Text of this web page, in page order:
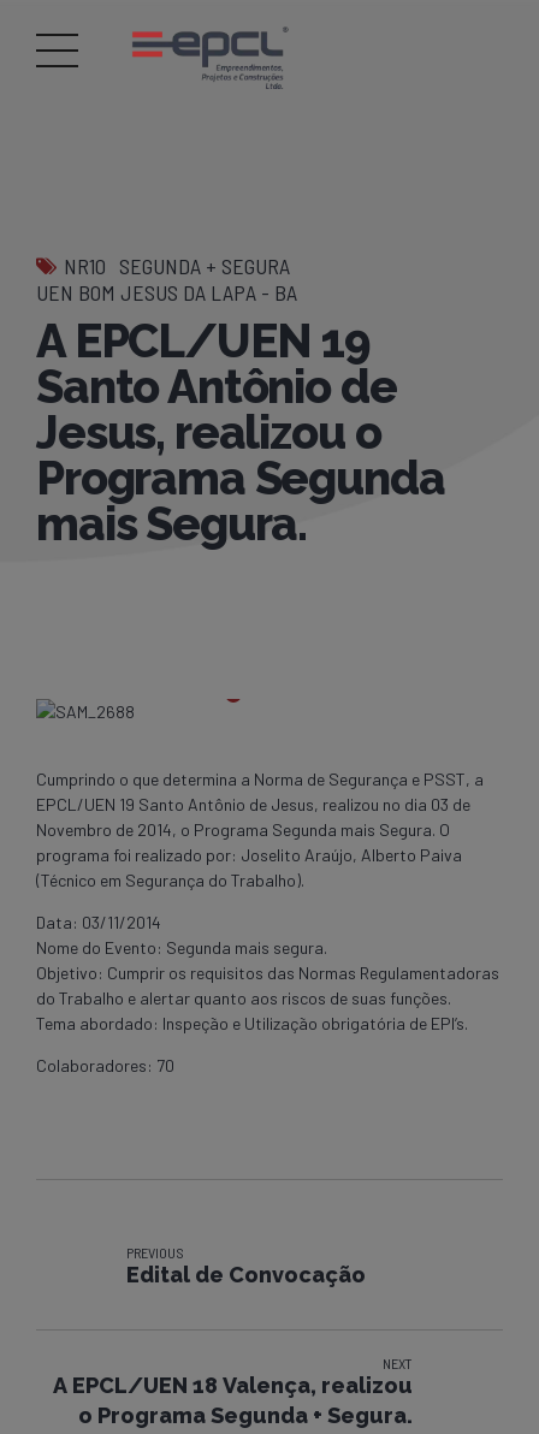
NR10 SEGUNDA + SEGURA
UEN BOM JESUS DA LAPA - BA
A EPCL/UEN 19
Santo Antônio de
Jesus, realizou o
Programa Segunda
mais Segura.
Cumprindo o que determina a Norma de Segurança e PSST, a
EPCL/UEN 19 Santo Antônio de Jesus, realizou no dia 03 de
Novembro de 2014, o Programa Segunda mais Segura. O
programa foi realizado por: Joselito Araújo, Alberto Paiva
(Técnico em Segurança do Trabalho).
Data: 03/11/2014
Nome do Evento: Segunda mais segura.
Objetivo: Cumprir os requisitos das Normas Regulamentadoras
do Trabalho e alertar quanto aos riscos de suas funções.
Tema abordado: Inspeção e Utilização obrigatória de EPI’s.
Colaboradores: 70
PREVIOUS
Edital de Convocação
NEXT
A EPCL/UEN 18 Valença, realizou
o Programa Segunda + Segura.